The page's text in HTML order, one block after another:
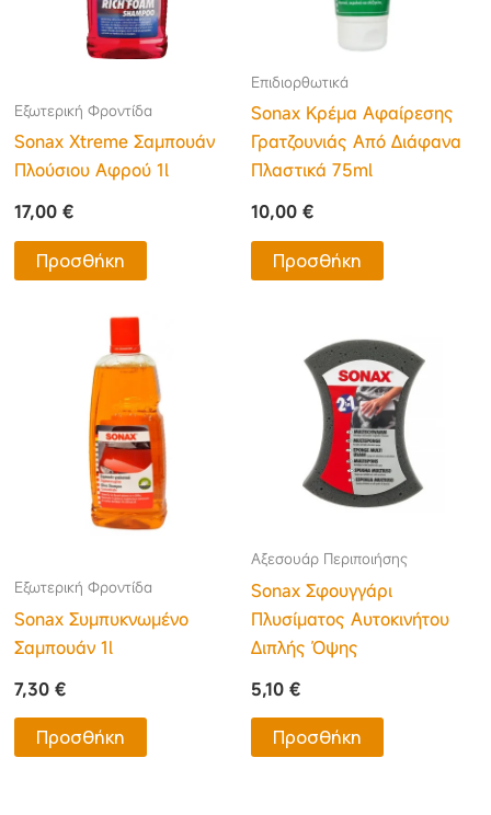
Εξωτερική Φροντίδα
Sonax Xtreme Σαμπουάν
Πλούσιου Αφρού 1l
17,00€
Προσθήκη
Επιδιορθωτικά
Sonax Κρέμα Αφαίρεσης
Γρατζουνιάς Από Διάφανα
Πλαστικά 75ml
10,00 €
Προσθήκη
Εξωτερική Φροντίδα
Sonax Συμπυκνωμένο
Σαμπουάν 1l
7,30€
Προσθήκη
Αξεσουάρ Περιποιήσης
Sonax Σφουγγάρι
Πλυσίματος Αυτοκινήτου
Διπλής Όψης
5,10 €
Προσθήκη